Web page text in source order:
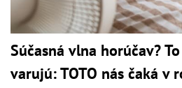
Súčasná vlna horúčav?
varujú: TOTO nás čaká v